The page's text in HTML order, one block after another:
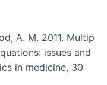
A. M. 2011. Multip
issues and
in medicine, 30